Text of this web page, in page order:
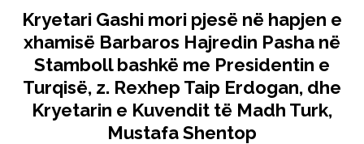
Kryetari Gashi mori pjesë në hapjen e
xhamisë Barbaros Hajredin Pasha në
Stamboll bashkë me Presidentin e
Turqisë, z. Rexhep Taip Erdogan, dhe
Kryetarin e Kuvendit të Madh Turk,
Mustafa Shentop